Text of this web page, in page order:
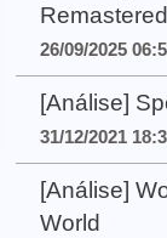
Remastered
26/09/2025
[Análise]
31/12/2021
[Análise]
World